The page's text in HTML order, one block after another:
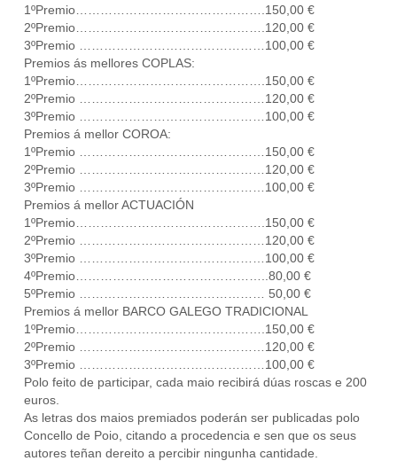
1ºPremio……………………………………….150,00 €
2ºPremio……………………………………….120,00 €
3ºPremio ………………………………………100,00 €
Premios ás mellores COPLAS:
1ºPremio……………………………………….150,00 €
2ºPremio ………………………………………120,00 €
3ºPremio ………………………………………100,00 €
Premios á mellor COROA:
1ºPremio ………………………………………150,00 €
2ºPremio ………………………………………120,00 €
3ºPremio ………………………………………100,00 €
Premios á mellor ACTUACIÓN
1ºPremio……………………………………….150,00 €
2ºPremio ………………………………………120,00 €
3ºPremio ………………………………………100,00 €
4ºPremio………………………………………..80,00 €
5ºPremio ……………………………………… 50,00 €
Premios á mellor BARCO GALEGO TRADICIONAL
1ºPremio……………………………………….150,00 €
2ºPremio ………………………………………120,00 €
3ºPremio ………………………………………100,00 €
Polo feito de participar, cada maio recibirá dúas roscas e 200
euros.
As letras dos maios premiados poderán ser publicadas polo
Concello de Poio, citando a procedencia e sen que os seus
autores teñan dereito a percibir ningunha cantidade.